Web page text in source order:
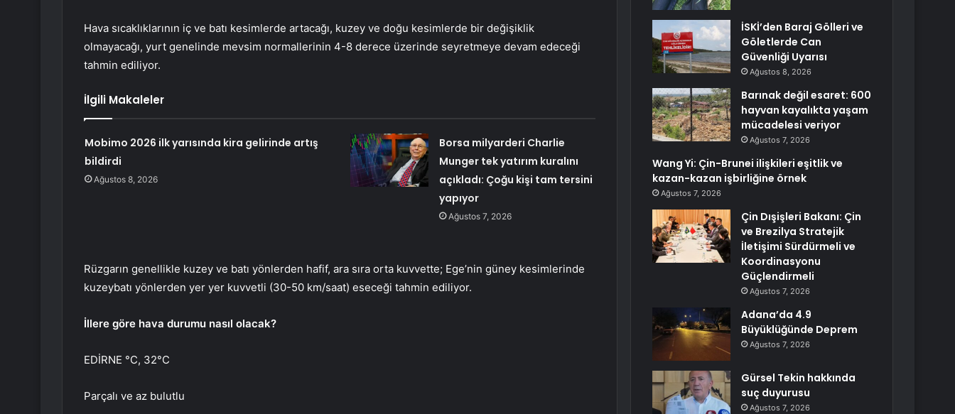
Hava sıcaklıklarının iç ve batı kesimlerde artacağı, kuzey ve doğu kesimlerde bir değişiklik
olmayacağı, yurt genelinde mevsim normallerinin 4-8 derece üzerinde seyretmeye devam edeceği
tahmin ediliyor.
İlgili Makaleler
Mobimo 2026 ilk yarısında kira gelirinde artış
bildirdi
Ağustos 8, 2026
Borsa milyarderi Charlie
Munger tek yatırım kuralını
açıkladı: Çoğu kişi tam tersini
yapıyor
Ağustos 7, 2026
Rüzgarın genellikle kuzey ve batı yönlerden hafif, ara sıra orta kuvvette; Ege’nin güney kesimlerinde
kuzeybatı yönlerden yer yer kuvvetli (30-50 km/saat) eseceği tahmin ediliyor.
İllere göre hava durumu nasıl olacak?
EDİRNE °C, 32°C
Parçalı ve az bulutlu
İSKİ’den Baraj Gölleri ve
Göletlerde Can
Güvenliği Uyarısı
Ağustos 8, 2026
Barınak değil esaret: 600
hayvan kayalıkta yaşam
mücadelesi veriyor
Ağustos 7, 2026
Wang Yi: Çin-Brunei ilişkileri eşitlik ve
kazan-kazan işbirliğine örnek
Ağustos 7, 2026
Çin Dışişleri Bakanı: Çin
ve Brezilya Stratejik
İletişimi Sürdürmeli ve
Koordinasyonu
Güçlendirmeli
Ağustos 7, 2026
Adana’da 4.9
Büyüklüğünde Deprem
Ağustos 7, 2026
Gürsel Tekin hakkında
suç duyurusu
Ağustos 7, 2026